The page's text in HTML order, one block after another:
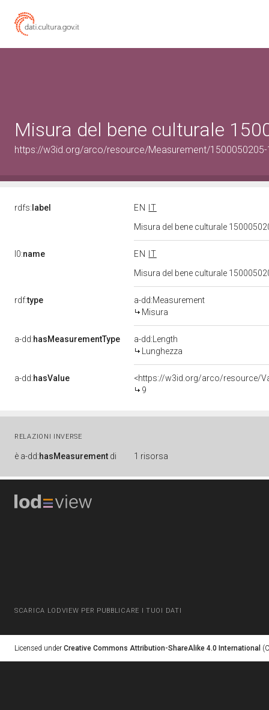
Misura del bene culturale
https://w3id.org/arco/resource/Measurement/1500050205-
rdfs: label EN
IT
Misura del bene culturale
l0:name EN
IT
Misura del bene culturale
rdf:type
a-dd:Measurement
Misura
a-dd:hasMeasurementType
a-dd:Length
Lunghezza
a-dd:hasValue
<https://w3id.org/arco/resource/
9
RELAZIONI INVERSE
è a-dd:hasMeasurement di 1 risorsa
SCARICA LODVIEW PER PUBBLICARE I TUOI DATI
Licensed under Creative Commons Attribution-ShareAlike 4.0 International